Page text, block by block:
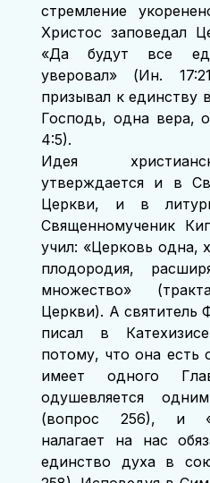
стремление
Христос заповедал
«Да будут все
уверовал» (Ин.
призывал к единству
Господь, одна вера,
4:5).
Идея
утверждается и в
Церкви, и в
Священномученик
учил: «Церковь одна,
плодородия,
множество»
Церкви). А святитель
писал в
потому, что она есть
имеет одного
одушевляется
(вопрос 256), и
налагает на нас
единство духа в